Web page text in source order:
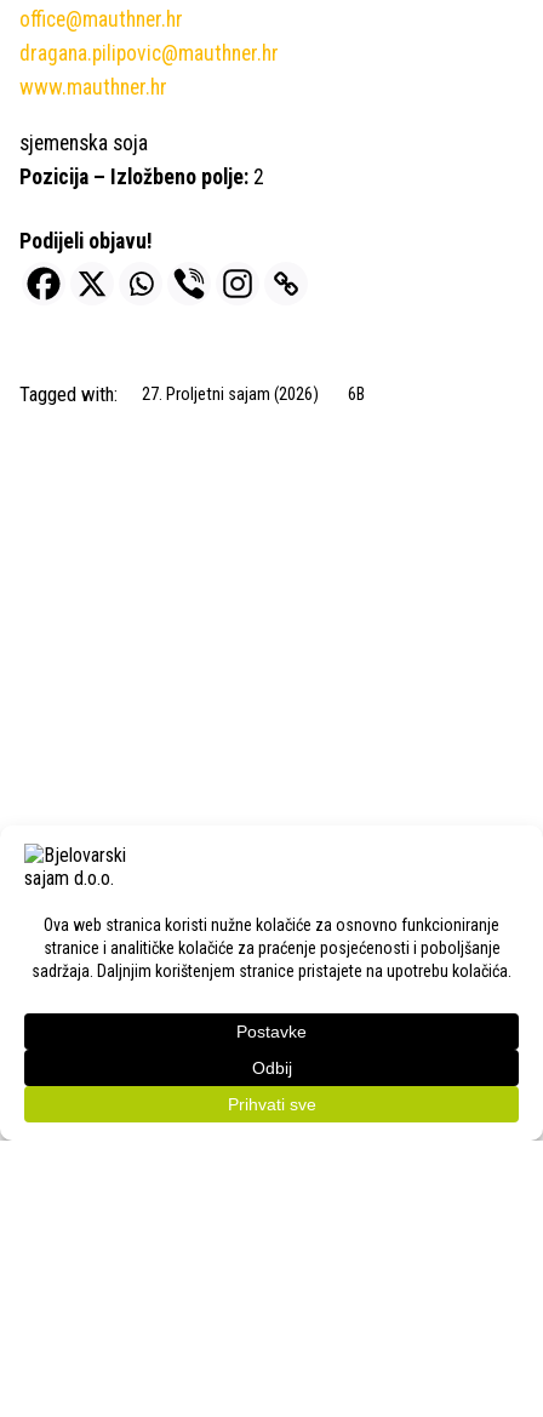
office@mauthner.hr
dragana.pilipovic@mauthner.hr
www.mauthner.hr
sjemenska soja
Pozicija – Izložbeno polje: 2
Podijeli objavu!
Tagged with: 27. Proljetni sajam (2026) 6B
KONTAKT
Adresa:Gudovac 1D, 43000 Bjelovar
Email:bj-sajam@bj-sajam.hr
ONLINE PRIJAVE